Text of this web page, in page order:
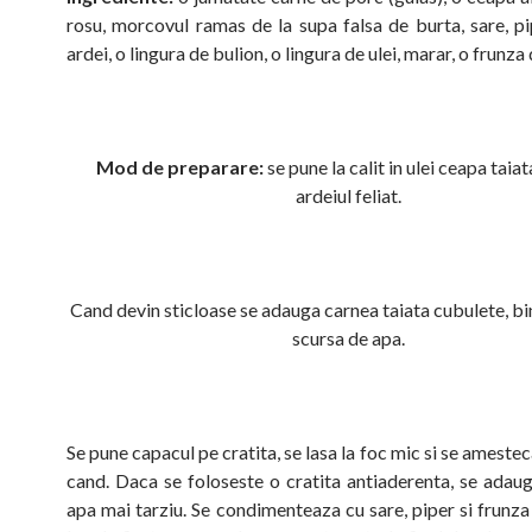
rosu, morcovul ramas de la supa falsa de burta, sare,
ardei, o lingura de bulion, o lingura de ulei, marar, o frunza
Mod de preparare:se pune la calit in ulei ceapa
ardeiul feliat.
Cand devin sticloase se adauga carnea taiata cubulete,
scursa de apa.
Se pune capacul pe cratita, se lasa la foc mic si se
cand. Daca se foloseste o cratita antiaderenta, se
apa mai tarziu. Se condimenteaza cu sare, piper si